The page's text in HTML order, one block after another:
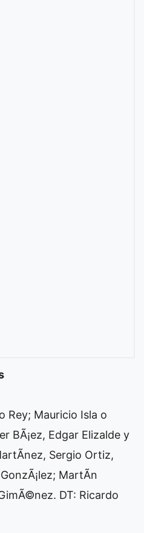
Rey; Mauricio Isla o
BÃ¡ez, Edgar Elizalde y
Sergio Ortiz,
MartÃ­n
DT: Ricardo